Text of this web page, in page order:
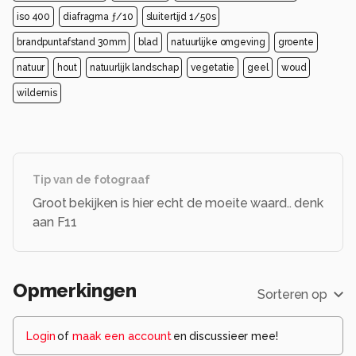
iso 400 diafragma ƒ/10 sluitertijd 1/50s
brandpuntafstand 30mm blad natuurlijke omgeving groente
natuur hout natuurlijk landschap vegetatie geel woud
wildernis
Tip van de fotograaf
Groot bekijken is hier echt de moeite waard.. denk
aan F11
Opmerkingen Sorteren op
Loginof maak een account en discussieer mee!